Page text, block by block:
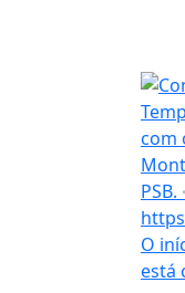
O
está